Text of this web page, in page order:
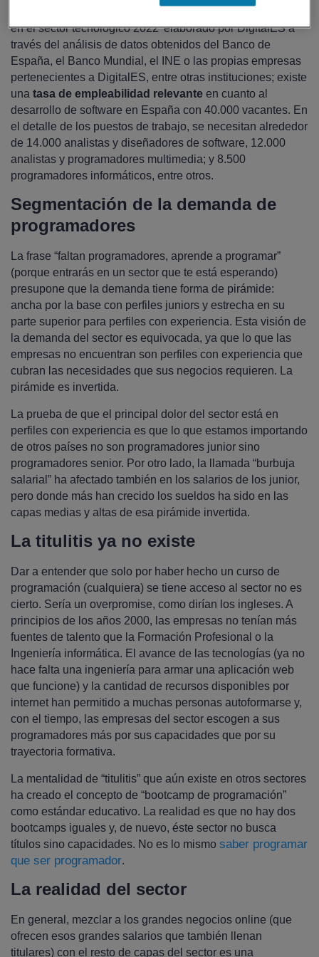
en el sector tecnológico 2022’ elaborado por​​ DigitalES a
través del análisis de datos obtenidos del Banco de
España, el Banco Mundial, el INE o las propias empresas
pertenecientes a DigitalES, entre otras instituciones; existe
una tasa de empleabilidad relevante en cuanto al
desarrollo de software en España con 40.000 vacantes. En
el detalle de los puestos de trabajo, se necesitan alrededor
de 14.000 analistas y diseñadores de software, 12.000
analistas y programadores multimedia; y 8.500
programadores informáticos, entre otros.
Segmentación de la demanda de
programadores
La frase “faltan programadores, aprende a programar”
(porque entrarás en un sector que te está esperando)
presupone que la demanda tiene forma de pirámide:
ancha por la base con perfiles juniors y estrecha en su
parte superior para perfiles con experiencia. Esta visión de
la demanda del sector es equivocada, ya que lo que las
empresas no encuentran son perfiles con experiencia que
cubran las necesidades que sus negocios requieren. La
pirámide es invertida.
La prueba de que el principal dolor del sector está en
perfiles con experiencia es que lo que estamos importando
de otros países no son programadores junior sino
programadores senior. Por otro lado, la llamada “burbuja
salarial” ha afectado también en los salarios de los junior,
pero donde más han crecido los sueldos ha sido en las
capas medias y altas de esa pirámide invertida.
La titulitis ya no existe
Dar a entender que solo por haber hecho un curso de
programación (cualquiera) se tiene acceso al sector no es
cierto. Sería un overpromise, como dirían los ingleses. A
principios de los años 2000, las empresas no tenían más
fuentes de talento que la Formación Profesional o la
Ingeniería informática. El avance de las tecnologías (ya no
hace falta una ingeniería para armar una aplicación web
que funcione) y la cantidad de recursos disponibles por
internet han permitido a muchas personas autoformarse y,
con el tiempo, las empresas del sector escogen a sus
programadores más por sus capacidades que por su
trayectoria formativa.
La mentalidad de “titulitis” que aún existe en otros sectores
ha creado el concepto de “bootcamp de programación”
como estándar educativo. La realidad es que no hay dos
bootcamps iguales y, de nuevo, éste sector no busca
títulos sino capacidades. No es lo mismo saber programar
que ser programador.
La realidad del sector
En general, mezclar a los grandes negocios online (que
ofrecen esos grandes salarios que también llenan
titulares) con el resto de capas del sector es una